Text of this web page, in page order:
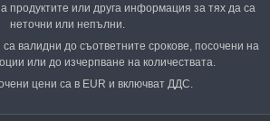
продуктите или друга информация за тях да са
неточни или непълни.
валидни до съответните срокове, посочени на
или до изчерпване на количествата.
цени са в EUR и включват ДДС.